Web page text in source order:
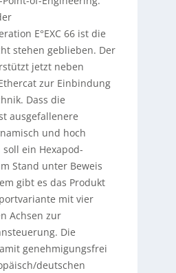
E°EXC 66 ist die
stehen geblieben. Der
jetzt neben
zur Einbindung
Dass die
ausgefallenere
und hoch
ein Hexapod-
Stand unter Beweis
gibt es das Produkt
mit vier
Achsen zur
Die
genehmigungsfrei
deutschen